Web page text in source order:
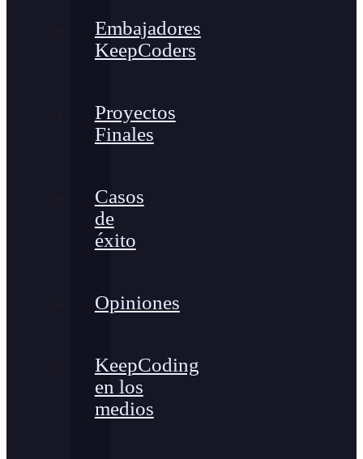
Embajadores
KeepCoders
Proyectos
Finales
Casos
de
éxito
Opiniones
KeepCoding
en los
medios